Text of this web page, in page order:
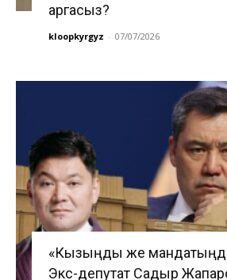
аргасыз?
kloopkyrgyz - 07/07/2026
«Кызыңды же
Экс-депутат Садыр